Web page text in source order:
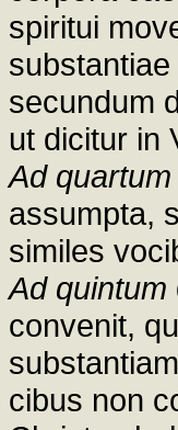
spiritui
secundum
ut dicitur in
Ad quartum
assumpta,
similes
Ad quintum
convenit,
cibus non